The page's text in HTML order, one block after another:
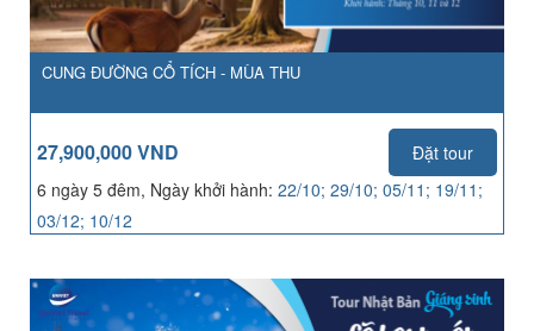
CUNG ĐƯỜNG CỔ TÍCH - MÙA THU
27,900,000 VND
Đặt tour
6 ngày 5 đêm, Ngày khởi hành: 22/10; 29/10; 05/11; 19/11;
03/12; 10/12